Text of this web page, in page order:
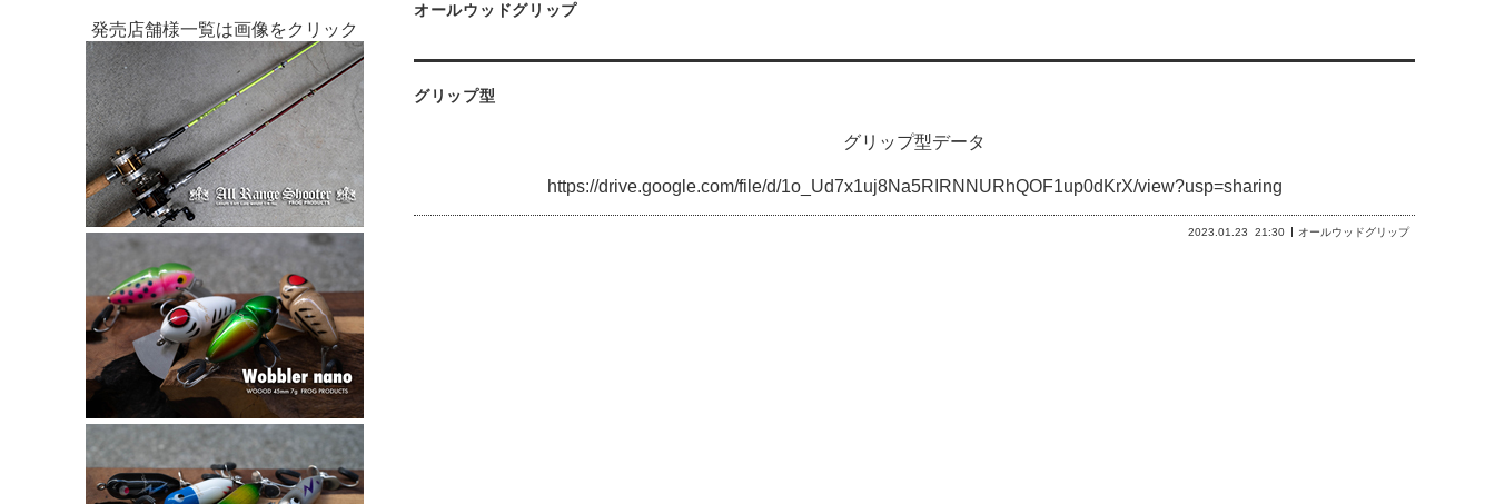
オールウッドグリップ
グリップ型
グリップ型データ
https://drive.google.com/file/d/1o_Ud7x1uj8Na5RIRNNURhQOF1up0dKrX/view?usp=sharing
2023.01.23 21:30 オールウッドグリップ
発売店舗様一覧は画像をクリック